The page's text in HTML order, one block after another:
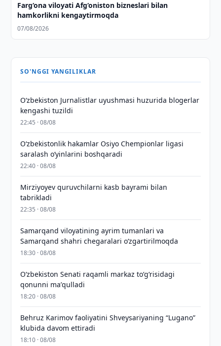
Farg‘ona viloyati Afg‘oniston bizneslari bilan
hamkorlikni kengaytirmoqda
07/08/2026
SO'NGGI YANGILIKLAR
O‘zbekiston Jurnalistlar uyushmasi huzurida blogerlar
kengashi tuzildi
22:45 · 08/08
O‘zbekistonlik hakamlar Osiyo Chempionlar ligasi
saralash o‘yinlarini boshqaradi
22:40 · 08/08
Mirziyoyev quruvchilarni kasb bayrami bilan
tabrikladi
22:35 · 08/08
Samarqand viloyatining ayrim tumanlari va
Samarqand shahri chegaralari oʻzgartirilmoqda
18:30 · 08/08
Oʻzbekiston Senati raqamli markaz toʻgʻrisidagi
qonunni maʼqulladi
18:20 · 08/08
Behruz Karimov faoliyatini Shveysariyaning “Lugano”
klubida davom ettiradi
18:10 · 08/08